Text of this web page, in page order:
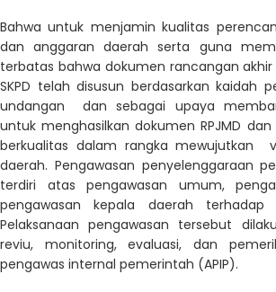
Bahwa untuk menjamin kualitas
dan anggaran daerah serta guna
terbatas bahwa dokumen rancangan akhir
SKPD telah disusun berdasarkan kaidah
undangan dan sebagai upaya
untuk menghasilkan dokumen RPJMD
berkualitas dalam rangka mewujutkan
daerah. Pengawasan penyelenggaraan
terdiri atas pengawasan umum,
pengawasan kepala daerah terhadap
Pelaksanaan pengawasan tersebut
reviu, monitoring, evaluasi, dan
pengawas internal pemerintah (APIP).